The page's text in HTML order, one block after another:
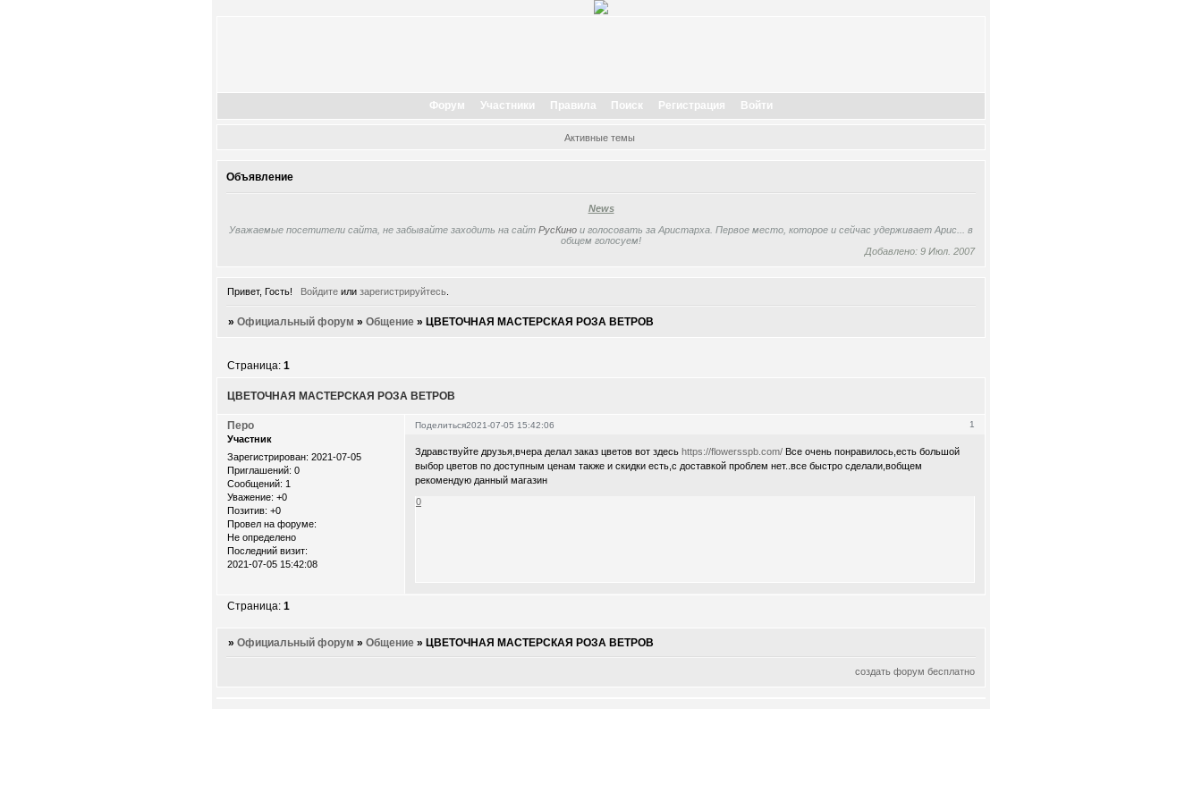
Форум Участники Правила Поиск Регистрация Войти
Активные темы
Объявление
News
Уважаемые посетители сайта, не забывайте заходить на сайт РусКино и голосовать за Аристарха. Первое место, которое и сейчас удерживает Арис... в
общем голосуем!
Добавлено: 9 Июл. 2007
Привет, Гость! Войдитеили зарегистрируйтесь.
»Официальный форум »Общение »ЦВЕТОЧНАЯ МАСТЕРСКАЯ РОЗА ВЕТРОВ
ЦВЕТОЧНАЯ МАСТЕРСКАЯ РОЗА ВЕТРОВ
Страница:1
Поделиться 1
2021-07-05 15:42:06
Перо
Участник
Зарегистрирован: 2021-07-05
Приглашений: 0
Сообщений: 1
Уважение: +0
Позитив: +0
Провел на форуме:
Не определено
Последний визит:
2021-07-05 15:42:08
Здравствуйте друзья,вчера делал заказ цветов вот здесьhttps://flowersspb.com/ Все очень понравилось,есть большой
выбор цветов по доступным ценам также и скидки есть,с доставкой проблем нет..все быстро сделали,вобщем
рекомендую данный магазин
0
Страница:1
»Официальный форум »Общение » ЦВЕТОЧНАЯ МАСТЕРСКАЯ РОЗА ВЕТРОВ
создать форум бесплатно